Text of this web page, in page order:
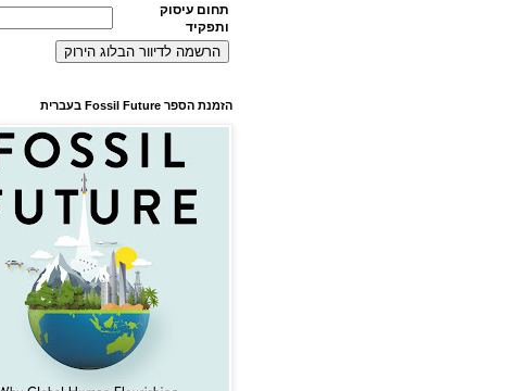
תחום עיסוק
ותפקיד
הזמנת הספר Fossil Future בעברית